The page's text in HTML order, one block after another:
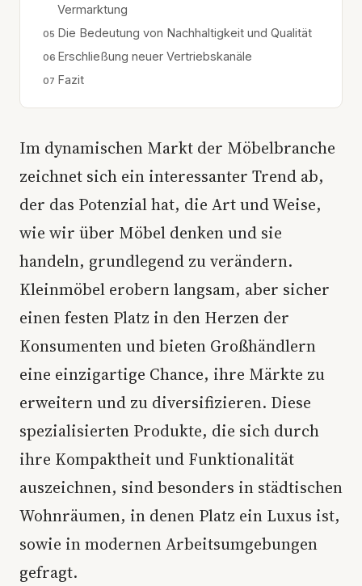
Vermarktung
Die Bedeutung von Nachhaltigkeit und Qualität
Erschließung neuer Vertriebskanäle
Fazit
Im dynamischen Markt der Möbelbranche
zeichnet sich ein interessanter Trend ab,
der das Potenzial hat, die Art und Weise,
wie wir über Möbel denken und sie
handeln, grundlegend zu verändern.
Kleinmöbel erobern langsam, aber sicher
einen festen Platz in den Herzen der
Konsumenten und bieten Großhändlern
eine einzigartige Chance, ihre Märkte zu
erweitern und zu diversifizieren. Diese
spezialisierten Produkte, die sich durch
ihre Kompaktheit und Funktionalität
auszeichnen, sind besonders in städtischen
Wohnräumen, in denen Platz ein Luxus ist,
sowie in modernen Arbeitsumgebungen
gefragt.